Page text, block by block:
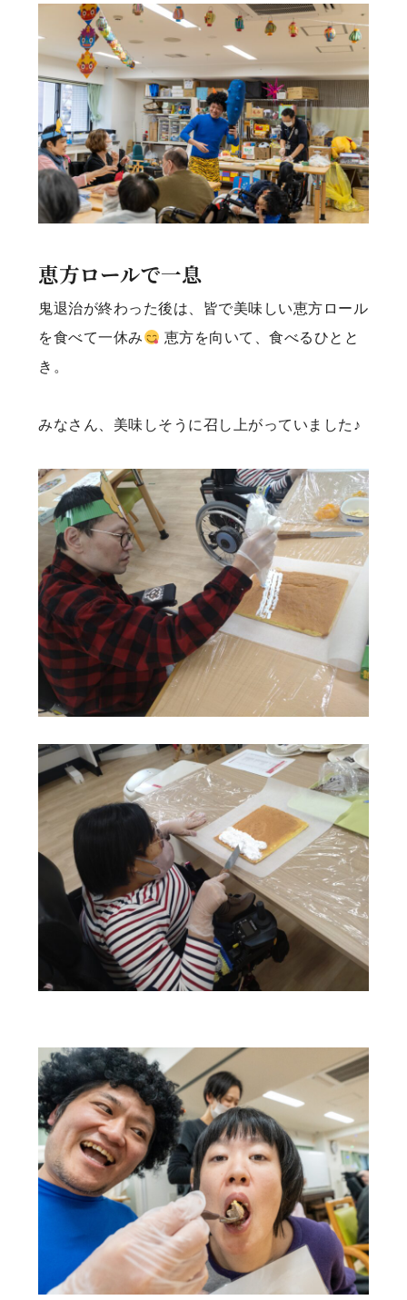
恵方ロールで一息
鬼退治が終わった後は、皆で美味しい恵方ロール
を食べて一休み
恵方を向いて、食べるひとと
き。
みなさん、美味しそうに召し上がっていました♪